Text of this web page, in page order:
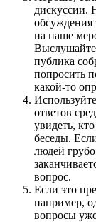
дискуссии.
обсуждения
на наше
Выслушайте
публика
попросить
какой-то
ответов
увидеть,
беседы.
людей
вопрос.
Если это
например,
вопросы